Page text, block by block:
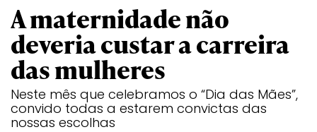
A maternidade não
deveria custar a carreira
das mulheres
Neste mês que celebramos o “Dia das Mães”,
convido todas a estarem convictas das
nossas escolhas